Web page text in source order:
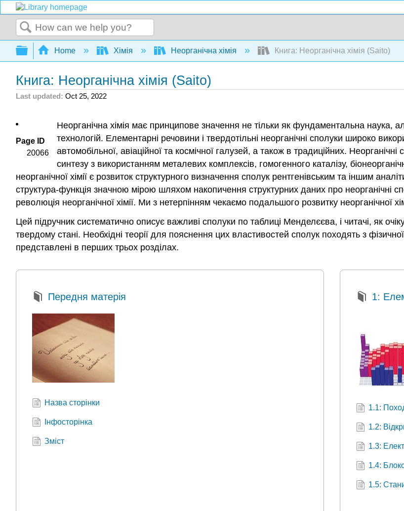
Search
Expand/collapse global hierarchy
Home Хімія Неорганічна хімія Книга: Неорганічна хімія (Saito)
Книга: Неорганічна хімія (Saito)
Last updated Oct 25, 2022
Page ID
20066
Неорганічна хімія має принципове значення не тільки як фундаментальна наука,
технологій. Елементарні речовини і твердотільні неорганічні сполуки широко
автомобільної, авіаційної та космічної галузей, а також в традиційних.
синтезу з використанням металевих комплексів, гомогенного каталізу,
неорганічної хімії є розвиток структурного визначення сполук рентгенівським та іншим
структура-функція значною мірою шляхом накопичення структурних даних про неорганічні
революція неорганічної хімії. Ми з нетерпінням чекаємо подальшого розвитку неорганічної
Цей підручник систематично описує важливі сполуки по таблиці Менделєєва, і читачі, як
твердому стані. Необхідні теорії для пояснення цих властивостей сполук походять з
представлені в перших трьох розділах.
Передня матерія
Назва сторінки
Інфосторінка
Зміст
1:
1.1:
1.2:
1.3:
1.4:
1.5: